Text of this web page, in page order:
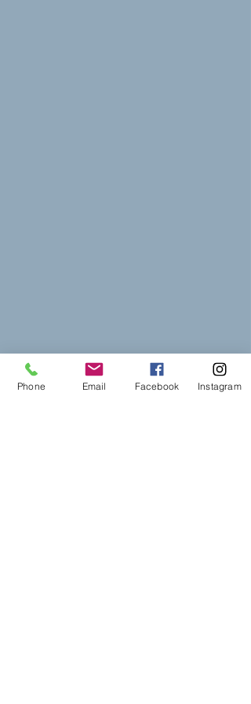
Phone Email Facebook Instagram